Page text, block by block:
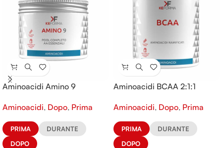
Aminoacidi Amino 9
Aminoacidi, Dopo, Prima
PRIMA
DURANTE
DOPO
Aminoacidi BCAA 2:1:1
Aminoacidi, Dopo, Prima
PRIMA
DURANTE
DOPO